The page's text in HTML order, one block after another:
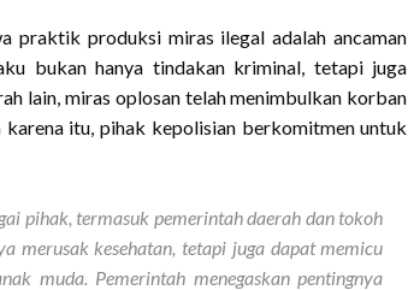
praktik produksi miras ilegal adalah ancaman
bukan hanya tindakan kriminal, tetapi juga
lain, miras oplosan telah menimbulkan korban
itu, pihak kepolisian berkomitmen untuk
pihak, termasuk pemerintah daerah dan tokoh
merusak kesehatan, tetapi juga dapat memicu
muda. Pemerintah menegaskan pentingnya